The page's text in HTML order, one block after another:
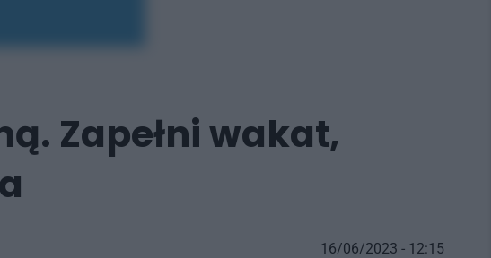
Zapełni wakat,
16/06/2023 - 12:15